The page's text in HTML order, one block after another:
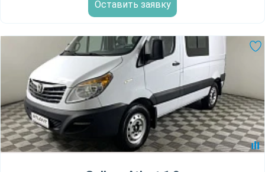
Оставить заявку